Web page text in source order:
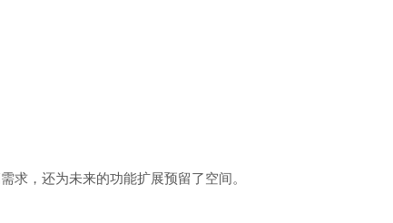
求，还为未来的功能扩展预留了空间。